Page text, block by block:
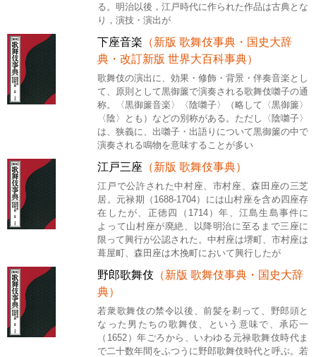
る。明治以後，江戸時代に作られた作品は古典とな
り，演技・演出が
下座音楽 （新版 歌舞伎事典・国史大辞
典・改訂新版 世界大百科事典）
歌舞伎の演出に、効果・修飾・背景・伴奏音楽とし
て、原則として黒御簾で演奏される歌舞伎囃子の通
称。〈黒御簾音楽〉〈陰囃子〉（略して〈黒御簾〉
〈陰〉とも）などの別称がある。ただし〈陰囃子〉
は、狭義に、出囃子・出語りについて黒御簾の中で
演奏される鳴物を意味することが多い
江戸三座 （新版 歌舞伎事典）
江戸で公許された中村座、市村座、森田座の三芝
居。元禄期（1688‐1704）には山村座を含め四座存
在したが、正徳四（1714）年、江島生島事件に
よって山村座が廃絶、以降明治に至るまで三座に
限って興行が公認された。中村座は堺町、市村座は
葺屋町、森田座は木挽町において興行したが
野郎歌舞伎 （新版 歌舞伎事典・国史大辞
典）
若衆歌舞伎の禁令以後、前髪を剃って、野郎頭と
なった男たちの歌舞伎、という意味で、承応一
（1652）年ごろから、いわゆる元禄歌舞伎時代ま
で二十数年間をふつうに野郎歌舞伎時代と呼ぶ。若